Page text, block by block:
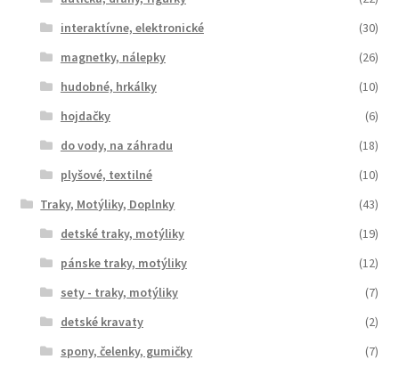
interaktívne, elektronické
(30)
magnetky, nálepky
(26)
hudobné, hrkálky
(10)
hojdačky
(6)
do vody, na záhradu
(18)
plyšové, textilné
(10)
Traky, Motýliky, Doplnky
(43)
detské traky, motýliky
(19)
pánske traky, motýliky
(12)
sety - traky, motýliky
(7)
detské kravaty
(2)
spony, čelenky, gumičky
(7)